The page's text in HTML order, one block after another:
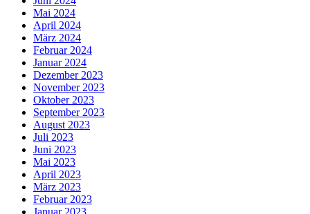
Mai 2024
April 2024
März 2024
Februar 2024
Januar 2024
Dezember 2023
November 2023
Oktober 2023
September 2023
August 2023
Juli 2023
Juni 2023
Mai 2023
April 2023
März 2023
Februar 2023
Januar 2023